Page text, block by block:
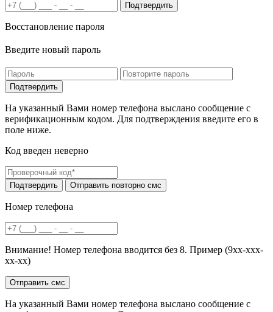
Подтвердить
Восстановление пароля
Введите новый пароль
На указанный Вами номер телефона выслано сообщение с
верификационным кодом. Для подтверждения введите его в
поле ниже.
Код введен неверно
Номер телефона
Внимание! Номер телефона вводится без 8. Пример (9хх-ххх-
хх-хх)
На указанный Вами номер телефона выслано сообщение с